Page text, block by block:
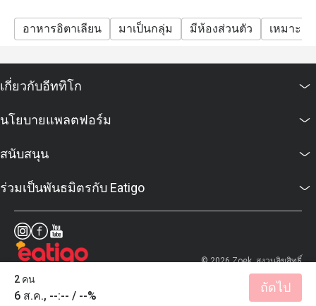
อาหารอิตาเลียน มาเป็นกลุ่ม มีห้องส่วนตัว เหมาะส
2 คน
6 ส.ค., --:-- / --%
ถัดไป
เกี่ยวกับอีททิโก
นโยบายแพลตฟอร์ม
สนับสนุน
ร่วมเป็นพันธมิตรกับ Eatigo
© 2026 Zoek. สงวนลิขสิทธิ์